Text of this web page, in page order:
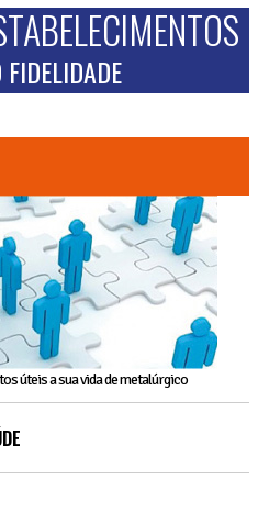
úteis a sua vida de metalúrgico